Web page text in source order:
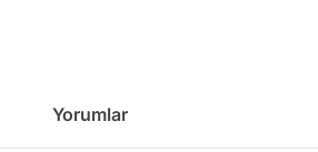
Yorumlar